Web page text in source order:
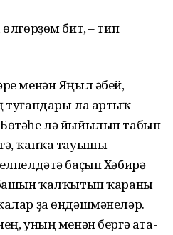
бит, – тип
менән Яңыл әбей,
туғандары ла артыҡ
лә йыйылып табын
ҡапҡа тауышы
баҫып Хәбирә
ҡалҡытып ҡараны
ҙа өндәшмәнеләр.
уның менән бергә ата-